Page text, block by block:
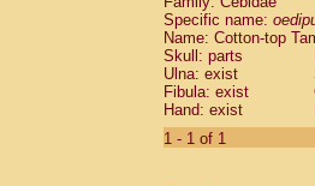
Cebidae
Cebidae
Cebidae
Cebidae
Cebidae
Cebidae
Cebidae
Specific name:
Name: Cotton-top
Skull: parts
Ulna: exist
Fibula: exist
Hand: exist
1 - 1 of 1